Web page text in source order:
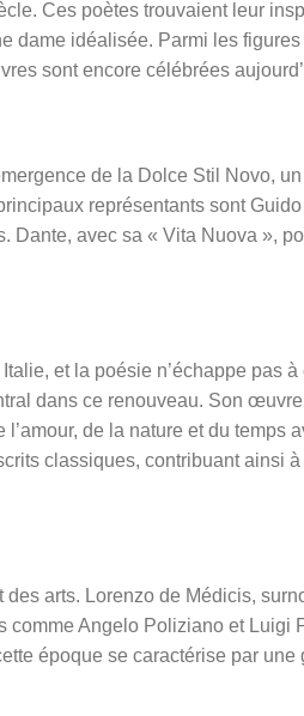
Ces poètes trouvaient leur
dame idéalisée. Parmi les
sont encore célébrées
de la Dolce Stil Novo,
représentants sont
avec sa « Vita Nuova »,
et la poésie n’échappe pas
dans ce renouveau. Son
de la nature et du temps
classiques, contribuant ainsi
arts. Lorenzo de Médicis,
comme Angelo Poliziano et
époque se caractérise par